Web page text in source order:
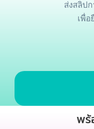
ส่งสลิปก
เพื่อ
พร้